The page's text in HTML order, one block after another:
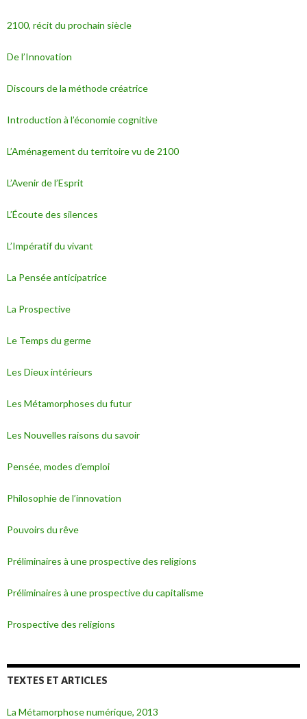
2100, récit du prochain siècle
De l’Innovation
Discours de la méthode créatrice
Introduction à l’économie cognitive
L’Aménagement du territoire vu de 2100
L’Avenir de l’Esprit
L’Écoute des silences
L’Impératif du vivant
La Pensée anticipatrice
La Prospective
Le Temps du germe
Les Dieux intérieurs
Les Métamorphoses du futur
Les Nouvelles raisons du savoir
Pensée, modes d’emploi
Philosophie de l’innovation
Pouvoirs du rêve
Préliminaires à une prospective des religions
Préliminaires à une prospective du capitalisme
Prospective des religions
TEXTES ET ARTICLES
La Métamorphose numérique, 2013